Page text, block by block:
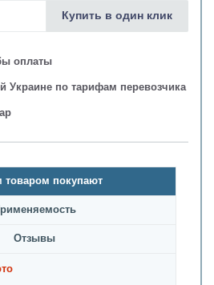
оплаты
Украине по тарифам перевозчика
Купить в один клик
товаром покупают
Oтзывы